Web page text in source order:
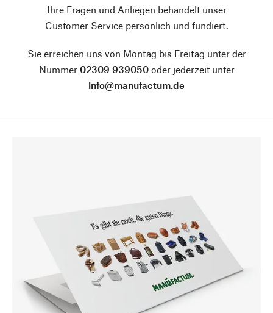
Ihre Fragen und Anliegen behandelt unser
Customer Service persönlich und fundiert.
Sie erreichen uns von Montag bis Freitag unter der
Nummer 02309 939050oder jederzeit unter
info@manufactum.de